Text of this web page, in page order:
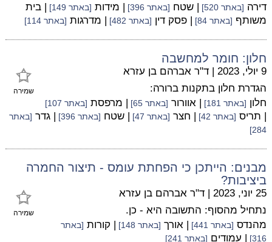
דירה [באתר 520] | שטח [באתר 396] | מידות [באתר 149]
| בית
משותף [באתר 84] | פסק דין [באתר 482] | מדרגות [באתר 114]
חלון: חומר למחשבה
שמירה
9 יולי, 2023 | ד"ר אברהם בן עזרא
הגדרת חלון בתקנות ברורה:
חלון [באתר 181] | אוורור [באתר 65] | מרפסת [באתר 107]
| תריס [באתר 42] | חצר [באתר 47] | שטח [באתר 396] | גדר [באתר
284]
מבנים: הייתכן כי הפחתת עומס - תיצור החמרה
ביציבות?
שמירה
25 יוני, 2023 | ד"ר אברהם בן עזרא
נתחיל מהסוף: התשובה היא - כן.
מהנדס [באתר 441] | אורך [באתר 148] | קורות [באתר
316]
| עמודים [באתר 241]